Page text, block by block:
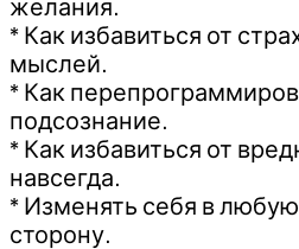
желания.
* Как избавиться от
мыслей.
* Как
подсознание.
* Как избавиться от
навсегда.
* Изменять себя в
сторону.